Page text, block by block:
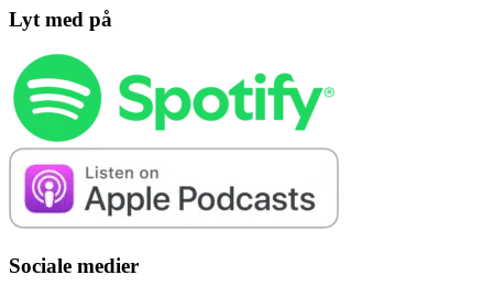
Lyt med på
Sociale medier